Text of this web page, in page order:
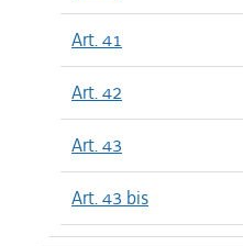
Art. 41
Art. 42
Art. 43
Art. 43 bis